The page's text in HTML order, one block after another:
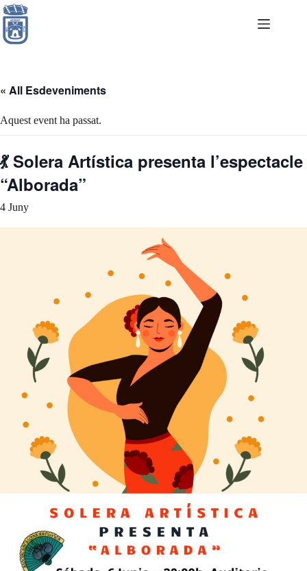
Skip
to
content
« All Esdeveniments
Aquest event ha passat.
💃 Solera Artística presenta l’espectacle
“Alborada”
4 Juny